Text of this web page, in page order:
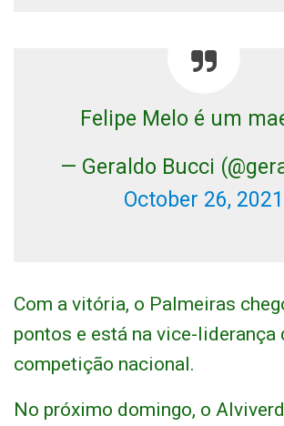
Felipe Melo é um
— Geraldo Bucci
October 26, 2021
Com a vitória, o Palmeiras
pontos e está na vice-liderança
competição nacional.
No próximo domingo, o